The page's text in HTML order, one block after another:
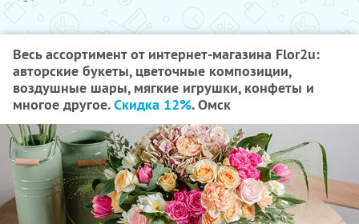
Весь ассортимент от интернет-магазина Flor2u:
авторские букеты, цветочные композиции,
воздушные шары, мягкие игрушки, конфеты и
многое другое.Скидка 12%. Омск